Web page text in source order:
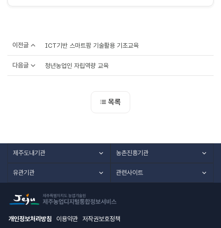
이전글 ICT기반 스마트팜 기술활용 기초교육
다음글 청년농업인 자립역량 교육
목록
제주도내기관 농촌진흥기관
유관기관 관련사이트
개인정보처리방침 이용약관 저작권보호정책